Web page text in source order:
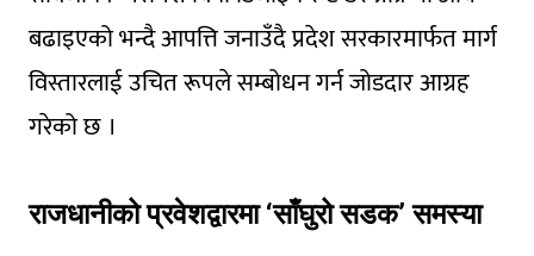
बढाइएको भन्दै आपत्ति जनाउँदै प्रदेश सरकारमार्फत मार्ग
विस्तारलाई उचित रूपले सम्बोधन गर्न जोडदार आग्रह
गरेको छ ।
राजधानीको प्रवेशद्वारमा ‘साँघुरो सडक’ समस्या